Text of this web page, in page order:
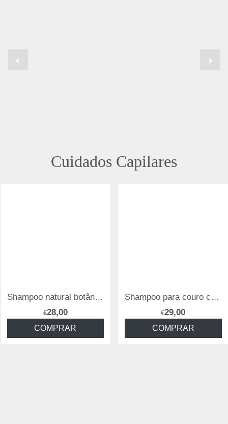
‹ ›
Cuidados Capilares
Shampoo natural botânico 10/S - Helen Seward
€28,00
COMPRAR
Shampoo para couro cabeludo e cabelo oleoso Therapy Balance 3/S - Helen Seward
€29,00
COMPRAR